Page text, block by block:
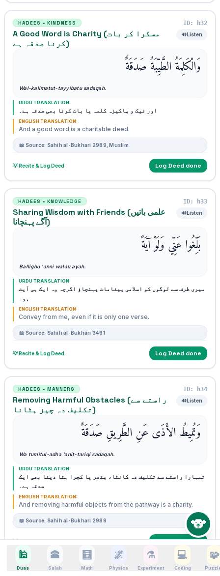
HADEES • KINDNESS ID: h32
A Good Word is Charity (مسکرا کر بات
کرنا صدقہ ہے)
🔊Listen
وَالْكَلِمَةُ الطَّيِّبَةُ صَدَقَةٌ
Wal-kalimatut-tayyibatu sadaqah.
URDU TRANSLATION:
اور نیک و پاکیزہ کلمہ یا بات کرنا بھی صدقہ ہے۔
ENGLISH TRANSLATION:
And a good word is a charitable deed.
📖 Source: Sahih al-Bukhari 2989, Muslim
💡 Recite & Log Deed Log Deed done
HADEES • KNOWLEDGE ID: h33
Sharing Wisdom with Friends (علمی باتیں
آگے پہنچانا)
🔊Listen
بَلِّغُوا عَنِّي وَلَوْ آيَةً
Ballighu 'anni walau ayah.
URDU TRANSLATION:
میری طرف سے لوگوں کو اسلامی پیغامات پہنچاؤ اگرچہ وہ ایک ہی آیت
ہو۔
ENGLISH TRANSLATION:
Convey from me, even if it is only one verse.
📖 Source: Sahih al-Bukhari 3461
💡 Recite & Log Deed Log Deed done
HADEES • MANNERS ID: h34
Removing Harmful Obstacles (راستے سے
تکلیف دہ چیز ہٹانا)
🔊Listen
وَتُمِيطُ الأَذَى عَنِ الطَّرِيقِ صَدَقَةٌ
Wa tumitul-adha 'anit-tariqi sadaqah.
URDU TRANSLATION:
تمہارا راستے سے تکلیف دہ کانٹا، پتھر یا کچرا ہٹا دینا بھی ایک
صدقہ ہے۔
ENGLISH TRANSLATION:
And removing harmful objects from the pathway is a charity.
📖 Source: Sahih al-Bukhari 2989
💡 Recite & Log Deed Log Deed done
🕌
Duas
🕋
Salah
🧮
Math
🌌
Physics
⚗️
Experiment
💻
Coding
🧩
🐨